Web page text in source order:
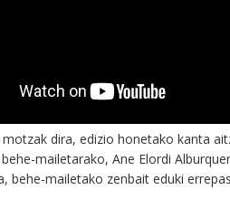
dira, edizio honetako kanta
mailetarako, Ane Elordi
mailetako zenbait eduki